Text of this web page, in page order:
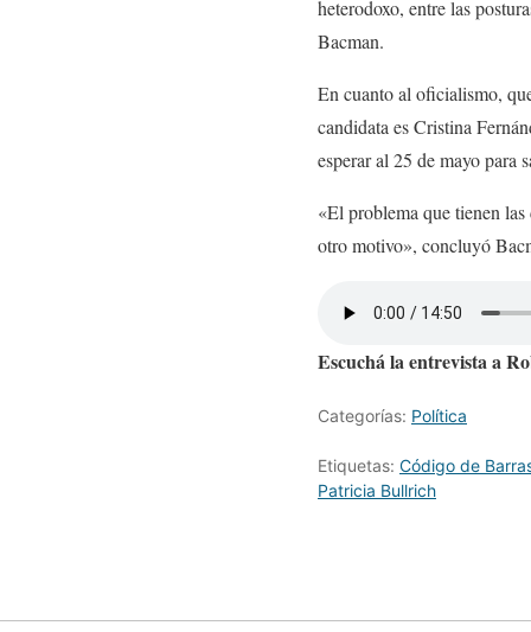
heterodoxo, entre las
Bacman.
En cuanto al oficialismo,
candidata es Cristina
esperar al 25 de mayo para
«El problema que tienen
otro motivo», concluyó
Escuchá la entrevista a
Categorías: Política
Etiquetas: Código de
Patricia Bullrich